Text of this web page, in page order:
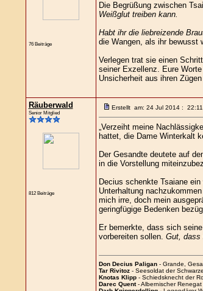
76 Beiträge
Die Begrüßung zwischen
Weißglut treiben kann.
Habt ihr die liebreizende
die Wangen, als ihr bewusst
Verlegen trat sie einen
seiner Exzellenz. Eure
Unsicherheit aus ihren
Räuberwald
Senior Mitglied
812 Beiträge
Erstellt am: 24 Jul 2014 :
„Verzeiht meine
hattet, die Dame Winterkalt
Der Gesandte deutete auf
in die Vorstellung
Decius schenkte Tsaiane
Unterhaltung
mich irre, doch mein
geringfügige Bedenken
Er bemerkte, dass sich
vorbereiten sollen. Gut, dass
Don Decius Paligan- Grande,
Tar Rivitoz- Seesoldat der
Knotas Klipp- Schiedsknecht der
Darec Quent- Albernischer Renegat